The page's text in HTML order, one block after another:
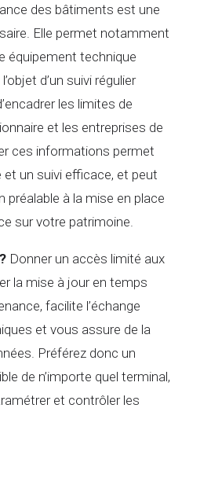
des bâtiments est une
Elle permet notamment
équipement technique
d’un suivi régulier
les limites de
et les entreprises de
ces informations permet
et un suivi efficace, et peut
préalable à la mise en place
sur votre patrimoine.
Donner un accès limité aux
la mise à jour en temps
facilite l’échange
et vous assure de la
Préférez donc un
de n’importe quel terminal,
et contrôler les